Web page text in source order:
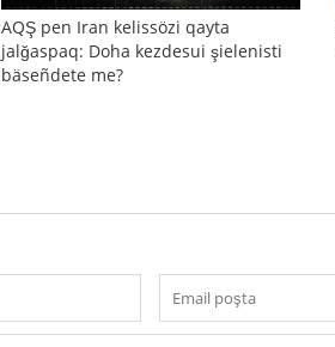
AQŞ pen Iran kelissözi qayta
jalğaspaq: Doha kezdesui şielenisti
bäseñdete me?